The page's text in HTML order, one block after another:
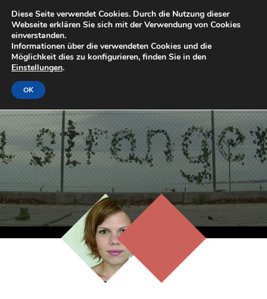
Diese Seite verwendet Cookies. Durch die Nutzung dieser
Webseite erklären Sie sich mit der Verwendung von Cookies
einverstanden.
Informationen über die verwendeten Cookies und die
Möglichkeit dies zu konfigurieren, finden Sie in den
Einstellungen.
OK